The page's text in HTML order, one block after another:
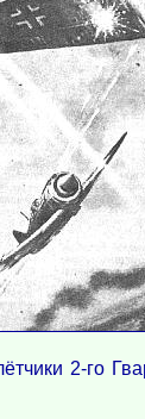
2-го